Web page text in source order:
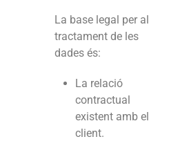
La base legal per al
tractament de les
dades és:
La relació
contractual
existent amb el
client.